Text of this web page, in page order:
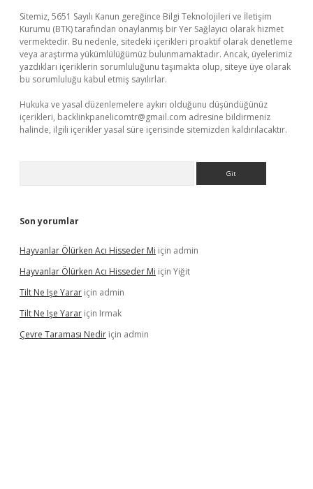
Sitemiz, 5651 Sayılı Kanun gereğince Bilgi Teknolojileri ve İletişim
Kurumu (BTK) tarafından onaylanmış bir Yer Sağlayıcı olarak hizmet
vermektedir. Bu nedenle, sitedeki içerikleri proaktif olarak denetleme
veya araştırma yükümlülüğümüz bulunmamaktadır. Ancak, üyelerimiz
yazdıkları içeriklerin sorumluluğunu taşımakta olup, siteye üye olarak
bu sorumluluğu kabul etmiş sayılırlar.
Hukuka ve yasal düzenlemelere aykırı olduğunu düşündüğünüz
içerikleri, backlinkpanelicomtr@gmail.com adresine bildirmeniz
halinde, ilgili içerikler yasal süre içerisinde sitemizden kaldırılacaktır.
Son yorumlar
Hayvanlar Ölürken Acı Hisseder Mi için admin
Hayvanlar Ölürken Acı Hisseder Mi için Yiğit
Tilt Ne Işe Yarar için admin
Tilt Ne Işe Yarar için Irmak
Çevre Taraması Nedir için admin